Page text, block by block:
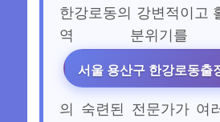
한강로동의 강변적이고
역 분위기를
서울 용산구 한강로동출
의 숙련된 전문가가 여